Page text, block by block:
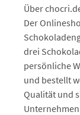
Über
Der
drei
persönliche
und bestellt
Qualität und